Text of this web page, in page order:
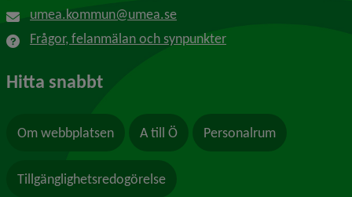
umea.kommun@umea.se
Frågor, felanmälan och synpunkter
Hitta snabbt
Om webbplatsen A till Ö Personalrum
Tillgänglighetsredogörelse